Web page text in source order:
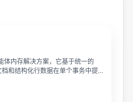
体内存解决方案，它基于统一的
和结构化行数据在单个事务中提